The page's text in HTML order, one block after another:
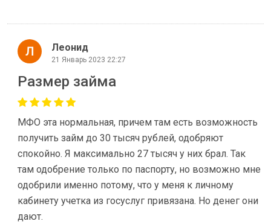
Леонид
21 Январь 2023 22:27
Размер займа
МФО эта нормальная, причем там есть возможность
получить займ до 30 тысяч рублей, одобряют
спокойно. Я максимально 27 тысяч у них брал. Так
там одобрение только по паспорту, но возможно мне
одобрили именно потому, что у меня к личному
кабинету учетка из госуслуг привязана. Но денег они
дают.